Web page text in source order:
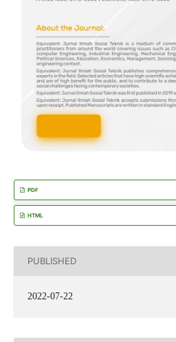
PDF
HTML
PUBLISHED
2022-07-22